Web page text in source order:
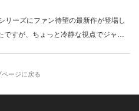
リーズにファン待望の最新作が登場し
ですが、ちょっと冷静な視点でジャッ
ページに戻る